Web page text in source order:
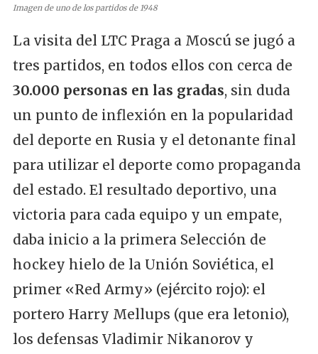
Imagen de uno de los partidos de 1948
La visita del LTC Praga a Moscú se jugó a
tres partidos, en todos ellos con cerca de
30.000 personas en las gradas, sin duda
un punto de inflexión en la popularidad
del deporte en Rusia y el detonante final
para utilizar el deporte como propaganda
del estado. El resultado deportivo, una
victoria para cada equipo y un empate,
daba inicio a la primera Selección de
hockey hielo de la Unión Soviética, el
primer «Red Army» (ejército rojo): el
portero Harry Mellups (que era letonio),
los defensas Vladimir Nikanorov y